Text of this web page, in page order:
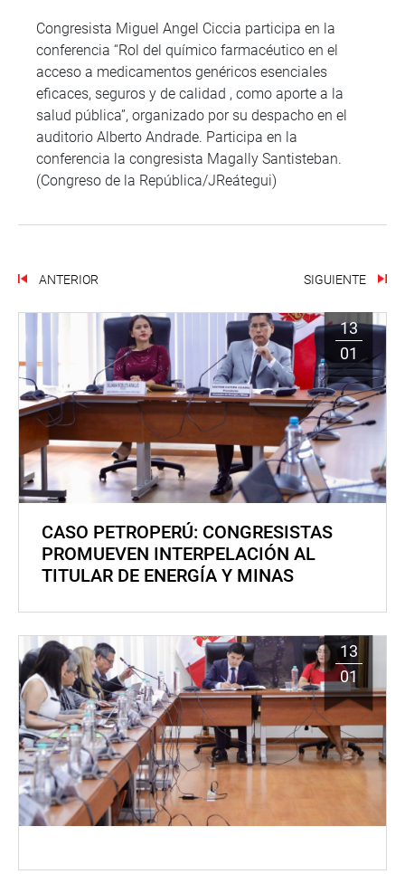
Congresista Miguel Angel Ciccia participa en la
conferencia “Rol del químico farmacéutico en el
acceso a medicamentos genéricos esenciales
eficaces, seguros y de calidad , como aporte a la
salud pública”, organizado por su despacho en el
auditorio Alberto Andrade. Participa en la
conferencia la congresista Magally Santisteban.
(Congreso de la República/JReátegui)
ANTERIOR SIGUIENTE
13
01
CASO PETROPERÚ: CONGRESISTAS
PROMUEVEN INTERPELACIÓN AL
TITULAR DE ENERGÍA Y MINAS
13
01